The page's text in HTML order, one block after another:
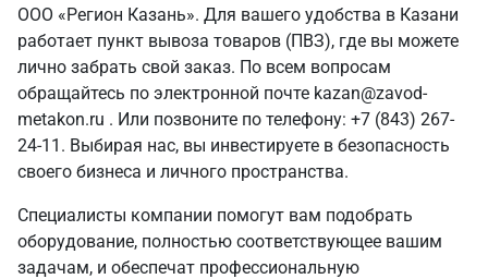
ООО «Регион Казань». Для вашего удобства в Казани
работает пункт вывоза товаров (ПВЗ), где вы можете
лично забрать свой заказ. По всем вопросам
обращайтесь по электронной почте kazan@zavod-
metakon.ru . Или позвоните по телефону: +7 (843) 267-
24-11. Выбирая нас, вы инвестируете в безопасность
своего бизнеса и личного пространства.
Специалисты компании помогут вам подобрать
оборудование, полностью соответствующее вашим
задачам, и обеспечат профессиональную